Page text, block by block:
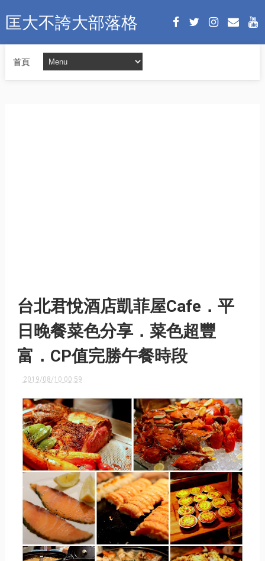
匡大不誇大部落格
首頁
台北君悅酒店凱菲屋Cafe．平
日晚餐菜色分享．菜色超豐
富．CP值完勝午餐時段
2019/08/10 00:59